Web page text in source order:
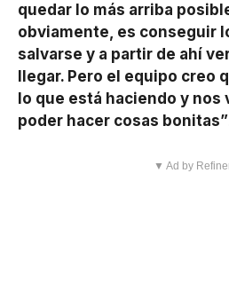
quedar lo más arriba
obviamente, es conseguir
salvarse y a partir de ahí
llegar. Pero el equipo creo
lo que está haciendo y nos
poder hacer cosas bonitas”
▼ Ad by